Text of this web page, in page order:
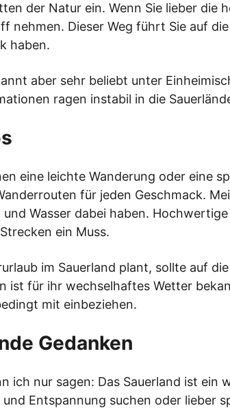
der Natur ein. Wenn Sie lieber die
nehmen. Dieser Weg führt Sie auf
haben.
aber sehr beliebt unter
ragen instabil in die
eine leichte Wanderung oder eine
für jeden Geschmack.
Wasser dabei haben.
ein Muss.
im Sauerland plant, sollte auf
ist für ihr wechselhaftes Wetter
mit einbeziehen.
Gedanken
ich nur sagen: Das Sauerland ist ein
und Entspannung suchen oder